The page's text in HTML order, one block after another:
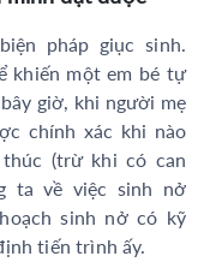
pháp giục sinh.
khiến một em bé tự
giờ, khi người mẹ
chính xác khi nào
(trừ khi có can
ta về việc sinh nở
sinh nở có kỹ
tiến trình ấy.